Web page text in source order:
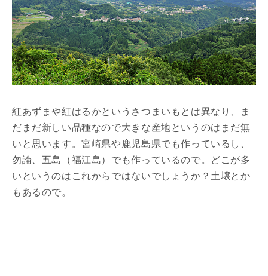
紅あずまや紅はるかというさつまいもとは異なり、ま
だまだ新しい品種なので大きな産地というのはまだ無
いと思います。宮崎県や鹿児島県でも作っているし、
勿論、五島（福江島）でも作っているので。どこが多
いというのはこれからではないでしょうか？土壌とか
もあるので。